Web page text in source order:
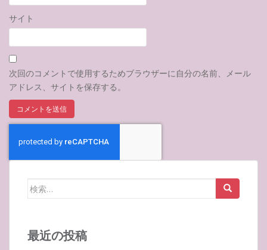
サイト
次回のコメントで使用するためブラウザーに自分の名前、メール
アドレス、サイトを保存する。
検
最近の投稿